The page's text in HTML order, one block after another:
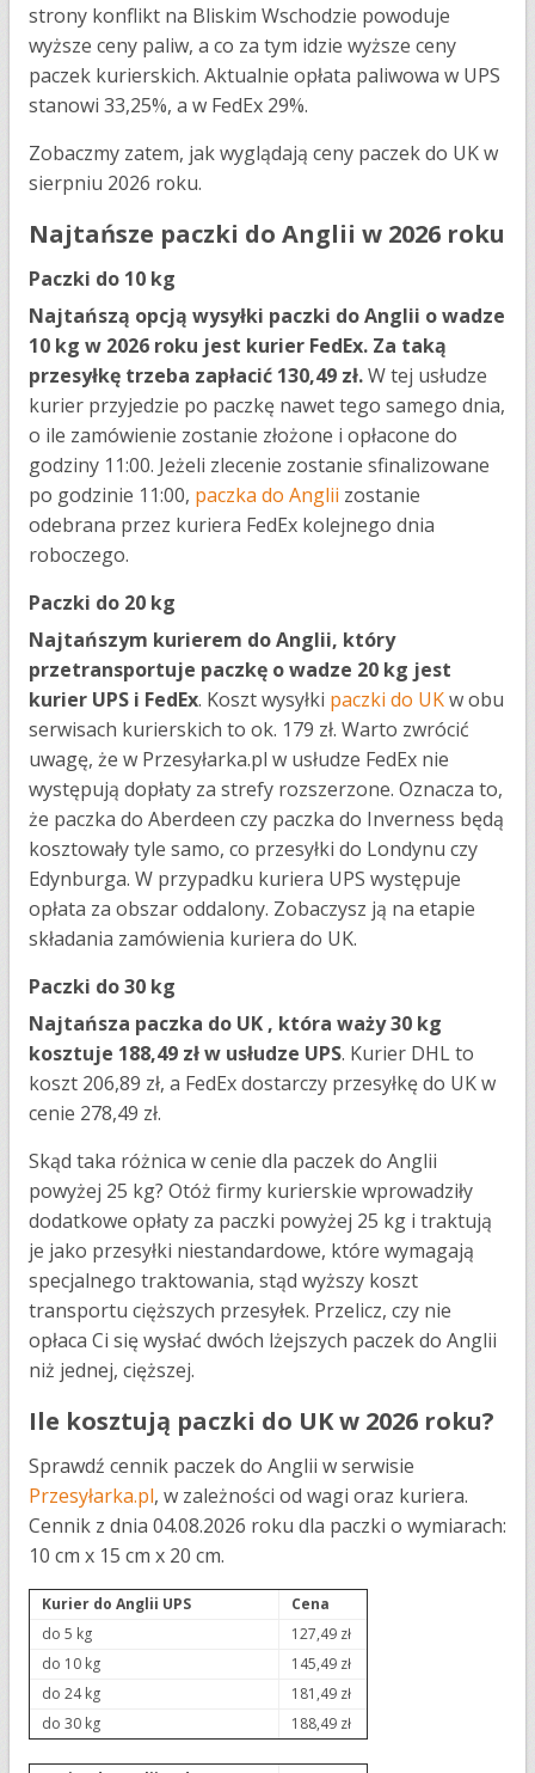
strony konflikt na Bliskim Wschodzie powoduje
wyższe ceny paliw, a co za tym idzie wyższe ceny
paczek kurierskich. Aktualnie opłata paliwowa w UPS
stanowi 33,25%, a w FedEx 29%.
Zobaczmy zatem, jak wyglądają ceny paczek do UK w
sierpniu 2026 roku.
Najtańsze paczki do Anglii w 2026 roku
Paczki do 10 kg
Najtańszą opcją wysyłki paczki do Anglii o wadze
10 kg w 2026 roku jest kurier FedEx. Za taką
przesyłkę trzeba zapłacić 130,49 zł.W tej usłudze
kurier przyjedzie po paczkę nawet tego samego dnia,
o ile zamówienie zostanie złożone i opłacone do
godziny 11:00. Jeżeli zlecenie zostanie sfinalizowane
po godzinie 11:00, paczka do Anglii zostanie
odebrana przez kuriera FedEx kolejnego dnia
roboczego.
Paczki do 20 kg
Najtańszym kurierem do Anglii, który
przetransportuje paczkę o wadze 20 kg jest
kurier UPS i FedEx. Koszt wysyłki paczki do UKw obu
serwisach kurierskich to ok. 179 zł. Warto zwrócić
uwagę, że w Przesyłarka.pl w usłudze FedEx nie
występują dopłaty za strefy rozszerzone. Oznacza to,
że paczka do Aberdeen czy paczka do Inverness będą
kosztowały tyle samo, co przesyłki do Londynu czy
Edynburga. W przypadku kuriera UPS występuje
opłata za obszar oddalony. Zobaczysz ją na etapie
składania zamówienia kuriera do UK.
Paczki do 30 kg
Najtańsza paczka do UK , która waży 30 kg
kosztuje 188,49 zł w usłudze UPS. Kurier DHL to
koszt 206,89 zł, a FedEx dostarczy przesyłkę do UK w
cenie 278,49 zł.
Skąd taka różnica w cenie dla paczek do Anglii
powyżej 25 kg? Otóż firmy kurierskie wprowadziły
dodatkowe opłaty za paczki powyżej 25 kg i traktują
je jako przesyłki niestandardowe, które wymagają
specjalnego traktowania, stąd wyższy koszt
transportu cięższych przesyłek. Przelicz, czy nie
opłaca Ci się wysłać dwóch lżejszych paczek do Anglii
niż jednej, cięższej.
Ile kosztują paczki do UK w 2026 roku?
Sprawdź cennik paczek do Anglii w serwisie
Przesyłarka.pl, w zależności od wagi oraz kuriera.
Cennik z dnia 04.08.2026 roku dla paczki o wymiarach:
10 cm x 15 cm x 20 cm.
Kurier do Anglii UPS
Cena
do 5 kg
127,49 zł
do 10 kg
145,49 zł
do 24 kg
181,49 zł
do 30 kg
188,49 zł